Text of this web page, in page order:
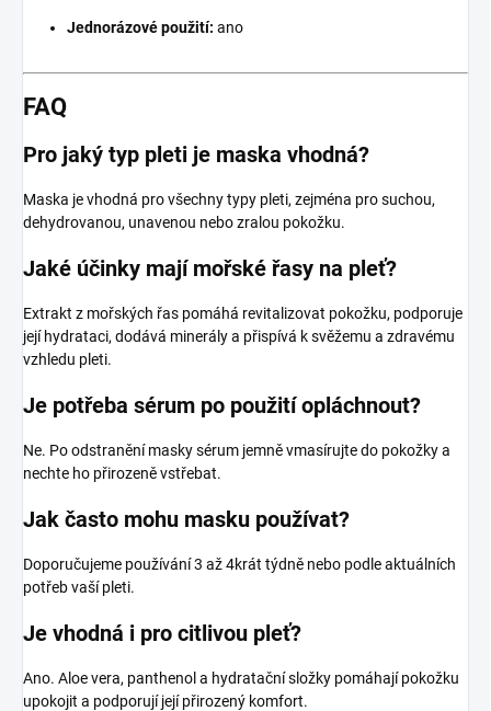
Jednorázové použití: ano
FAQ
Pro jaký typ pleti je maska vhodná?
Maska je vhodná pro všechny typy pleti, zejména pro suchou,
dehydrovanou, unavenou nebo zralou pokožku.
Jaké účinky mají mořské řasy na pleť?
Extrakt z mořských řas pomáhá revitalizovat pokožku, podporuje
její hydrataci, dodává minerály a přispívá k svěžemu a zdravému
vzhledu pleti.
Je potřeba sérum po použití opláchnout?
Ne. Po odstranění masky sérum jemně vmasírujte do pokožky a
nechte ho přirozeně vstřebat.
Jak často mohu masku používat?
Doporučujeme používání 3 až 4krát týdně nebo podle aktuálních
potřeb vaší pleti.
Je vhodná i pro citlivou pleť?
Ano. Aloe vera, panthenol a hydratační složky pomáhají pokožku
upokojit a podporují její přirozený komfort.